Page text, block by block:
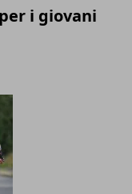
i giovani